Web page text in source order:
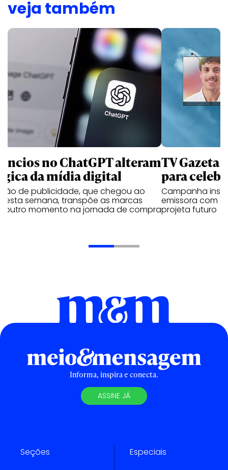
veja também
no ChatGPT alteram
da mídia digital
de publicidade, que chegou ao
esta semana, transpõe as marcas
outro momento na jornada de compra
TV Gazeta
para
Campanha
emissora com
projeta futuro
Informa, inspira e conecta.
ASSINE JÁ
Seções Especiais